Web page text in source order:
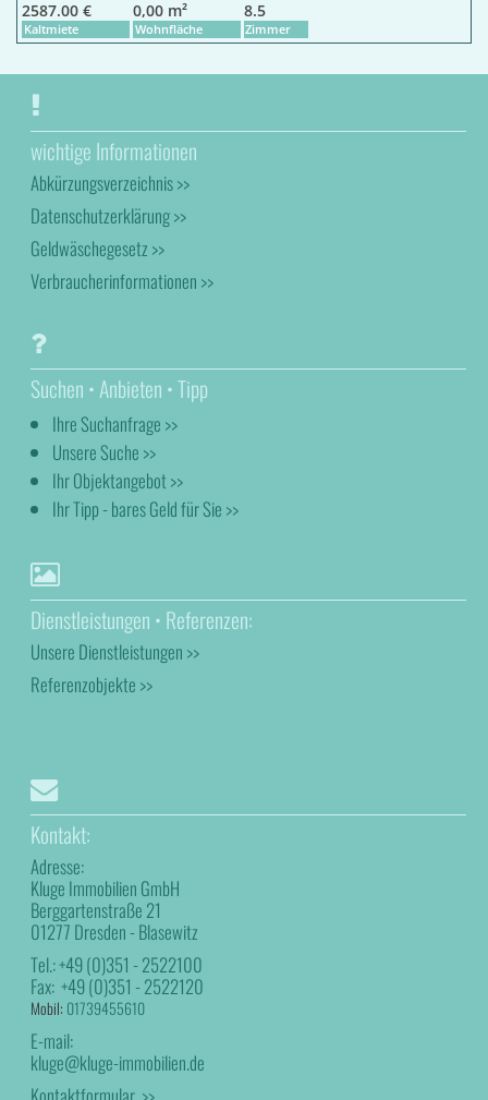
2587.00 €
Kaltmiete
0,00 m²
Wohnfläche
8.5
Zimmer
wichtige Informationen
Abkürzungsverzeichnis >>
Datenschutzerklärung >>
Geldwäschegesetz >>
Verbraucherinformationen >>
Suchen • Anbieten • Tipp
Ihre Suchanfrage >>
Unsere Suche >>
Ihr Objektangebot >>
Ihr Tipp - bares Geld für Sie >>
Dienstleistungen • Referenzen:
Unsere Dienstleistungen >>
Referenzobjekte >>
Kontakt:
Adresse:
Kluge Immobilien GmbH
Berggartenstraße 21
01277 Dresden - Blasewitz
Tel.:+49 (0)351 - 2522100
Fax:+49 (0)351 - 2522120
Mobil: 01739455610
E-mail:
kluge@kluge-immobilien.de